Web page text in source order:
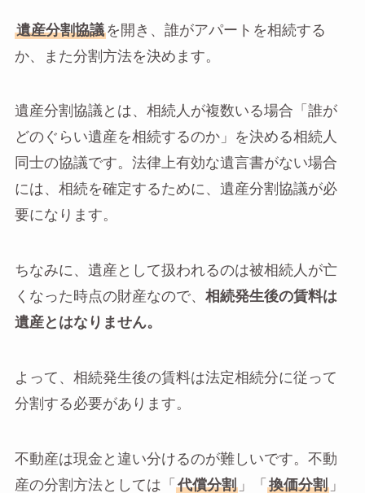
遺産分割協議を開き、誰がアパートを相続する
か、また分割方法を決めます。
遺産分割協議とは、相続人が複数いる場合「誰が
どのぐらい遺産を相続するのか」を決める相続人
同士の協議です。法律上有効な遺言書がない場合
には、相続を確定するために、遺産分割協議が必
要になります。
ちなみに、遺産として扱われるのは被相続人が亡
くなった時点の財産なので、 相続発生後の賃料は
遺産とはなりません。
よって、相続発生後の賃料は法定相続分に従って
分割する必要があります。
不動産は現金と違い分けるのが難しいです。不動
産の分割方法としては「 代償分割」「 換価分割」